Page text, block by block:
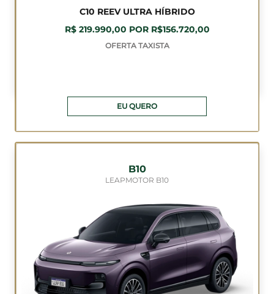
C10 REEV ULTRA HÍBRIDO
R$ 219.990,00 POR R$156.720,00
OFERTA TAXISTA
EU QUERO
B10
LEAPMOTOR B10